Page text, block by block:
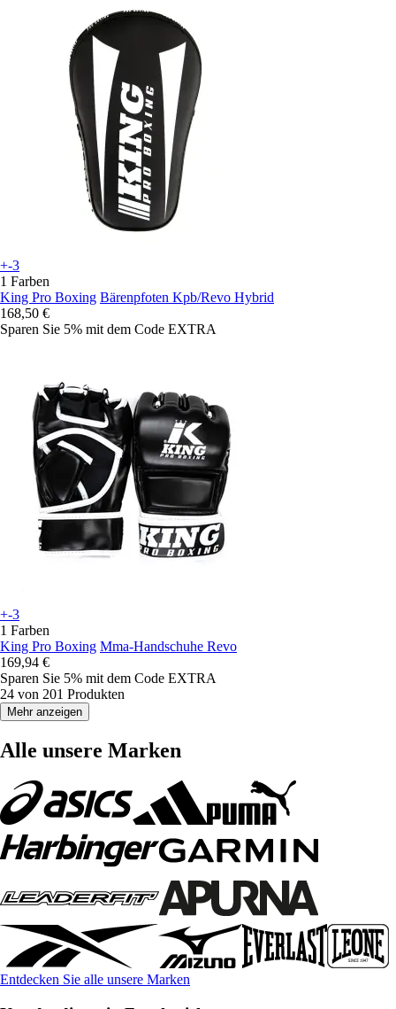
+-3
1 Farben
King Pro Boxing Bärenpfoten Kpb/Revo Hybrid
168,50 €
Sparen Sie 5% mit dem Code EXTRA
+-3
1 Farben
King Pro Boxing Mma-Handschuhe Revo
169,94 €
Sparen Sie 5% mit dem Code EXTRA
24 von 201 Produkten
Mehr anzeigen
Alle unsere Marken
Entdecken Sie alle unsere Marken